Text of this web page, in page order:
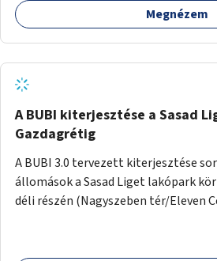
barátságosabbá és zöldebbé lehetne
Megnézem
A BUBI kiterjesztése a Sasad
Gazdagrétig
A BUBI 3.0 tervezett kiterjesztése
állomások a Sasad Liget lakópark
déli részén (Nagyszeben tér/Eleven